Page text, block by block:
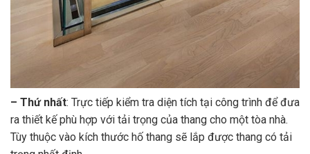
– Thứ nhất: Trực tiếp kiểm tra diện tích tại công trình để đưa
ra thiết kế phù hợp với tải trọng của thang cho một tòa nhà.
Tùy thuộc vào kích thước hố thang sẽ lắp được thang có tải